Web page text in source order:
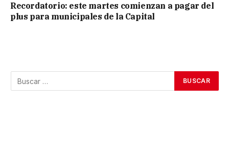
Recordatorio: este martes comienzan a pagar del
plus para municipales de la Capital